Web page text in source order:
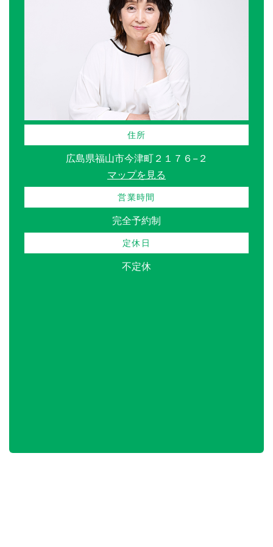
住所
広島県福山市今津町２１７６−２
マップを見る
営業時間
完全予約制
定休日
不定休